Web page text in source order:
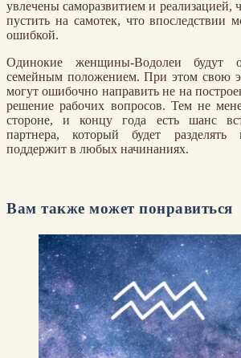
увлечены саморазвитием и реализацией,
пустить на самотек, что впоследствии
ошибкой.
Одинокие женщины-Водолеи будут
семейным положением. При этом свою
могут ошибочно направить не на
решение рабочих вопросов. Тем не
стороне, и концу года есть шанс
партнера, который будет
поддержит в любых начинаниях.
Вам также может понравиться